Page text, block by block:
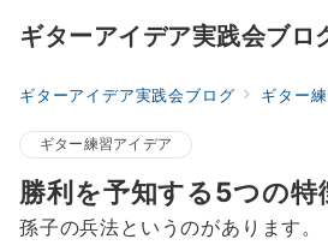
ギターアイデア実践会ブロ
ギターアイデア実践会ブログ ギター
ギター練習アイデア
勝利を予知する5つの特
孫子の兵法というのがあります。